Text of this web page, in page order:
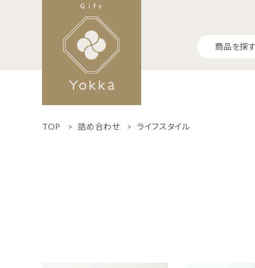
商品を探す
TOP 詰め合わせ ライフスタイル